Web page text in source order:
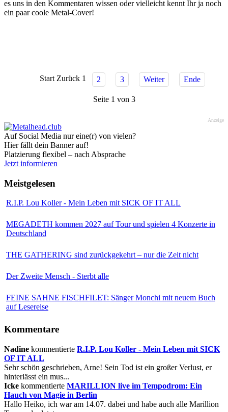
es uns in den Kommentaren wissen oder vielleicht kennt Ihr ja noch
ein paar coole Metal-Cover!
Start Zurück 1 2 3 Weiter Ende
Seite 1 von 3
Anzeige
Auf Social Media nur eine(r) von vielen?
Hier fällt dein Banner auf!
Platzierung flexibel – nach Absprache
Jetzt informieren
Meistgelesen
R.I.P. Lou Koller - Mein Leben mit SICK OF IT ALL
MEGADETH kommen 2027 auf Tour und spielen 4 Konzerte in
Deutschland
THE GATHERING sind zurückgekehrt – nur die Zeit nicht
Der Zweite Mensch - Sterbt alle
FEINE SAHNE FISCHFILET: Sänger Monchi mit neuem Buch
auf Lesereise
Kommentare
Nadine kommentierte R.I.P. Lou Koller - Mein Leben mit SICK
OF IT ALL
Sehr schön geschrieben, Arne! Sein Tod ist ein großer Verlust, er
hinterlässt ein mus...
Icke kommentierte MARILLION live im Tempodrom: Ein
Hauch von Magie in Berlin
Hallo Heiko, ich war am 14.07. dabei und habe auch alle Marillion